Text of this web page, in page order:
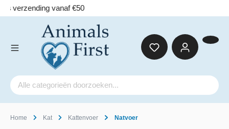
Home Kat Kattenvoer Natvoer